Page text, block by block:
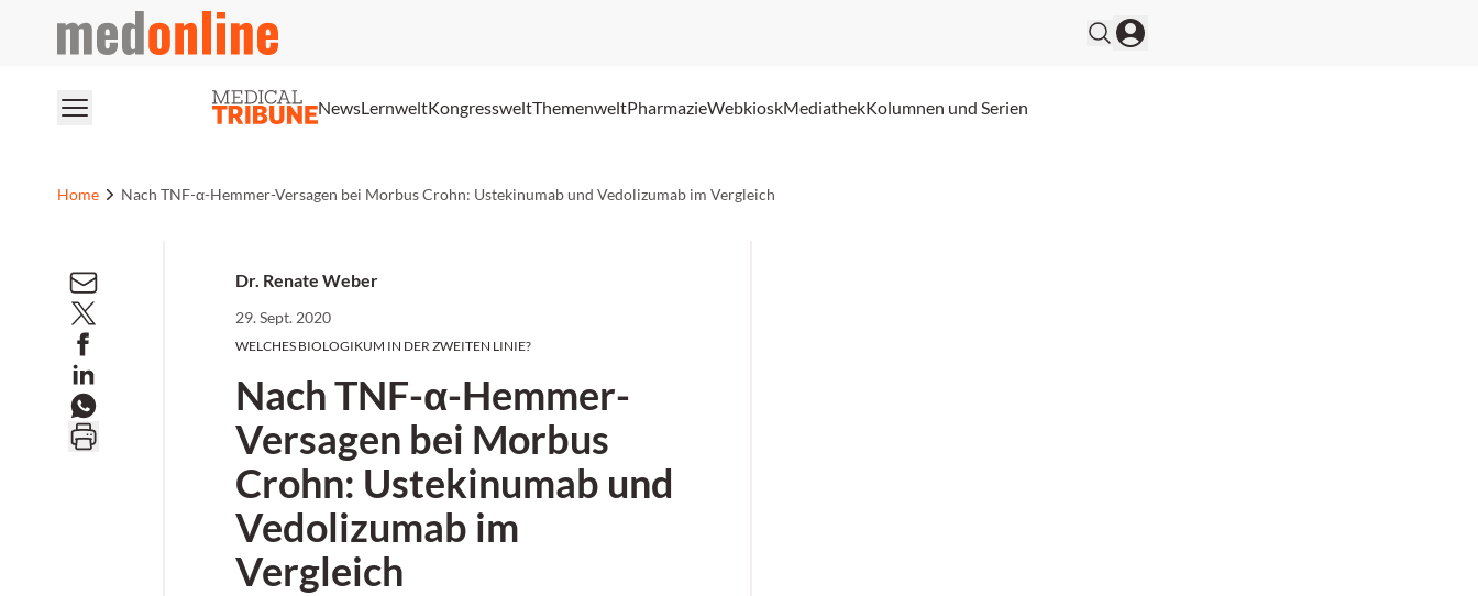
medonline
NewsLernweltKongressweltThemenweltPharmazieWebkioskMediathekKolumnen und Serien
Home Nach TNF-α-Hemmer-Versagen bei Morbus Crohn: Ustekinumab und Vedolizumab im Vergleich
Dr. Renate Weber
29. Sept. 2020
WELCHES BIOLOGIKUM IN DER ZWEITEN LINIE?
Nach TNF-α-Hemmer-
Versagen bei Morbus
Crohn: Ustekinumab und
Vedolizumab im
Vergleich